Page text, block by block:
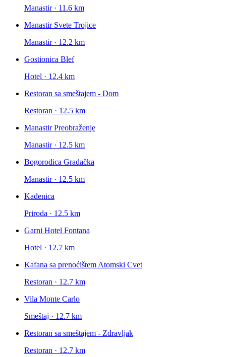
Manastir · 11.6 km
Manastir Svete Trojice
Manastir · 12.2 km
Gostionica Blef
Hotel · 12.4 km
Restoran sa smeštajem - Dom
Restoran · 12.5 km
Manastir Preobraženje
Manastir · 12.5 km
Bogorodica Gradačka
Manastir · 12.5 km
Kađenica
Priroda · 12.5 km
Garni Hotel Fontana
Hotel · 12.7 km
Kafana sa prenoćištem Atomski Cvet
Restoran · 12.7 km
Vila Monte Carlo
Smeštaj · 12.7 km
Restoran sa smeštajem - Zdravljak
Restoran · 12.7 km